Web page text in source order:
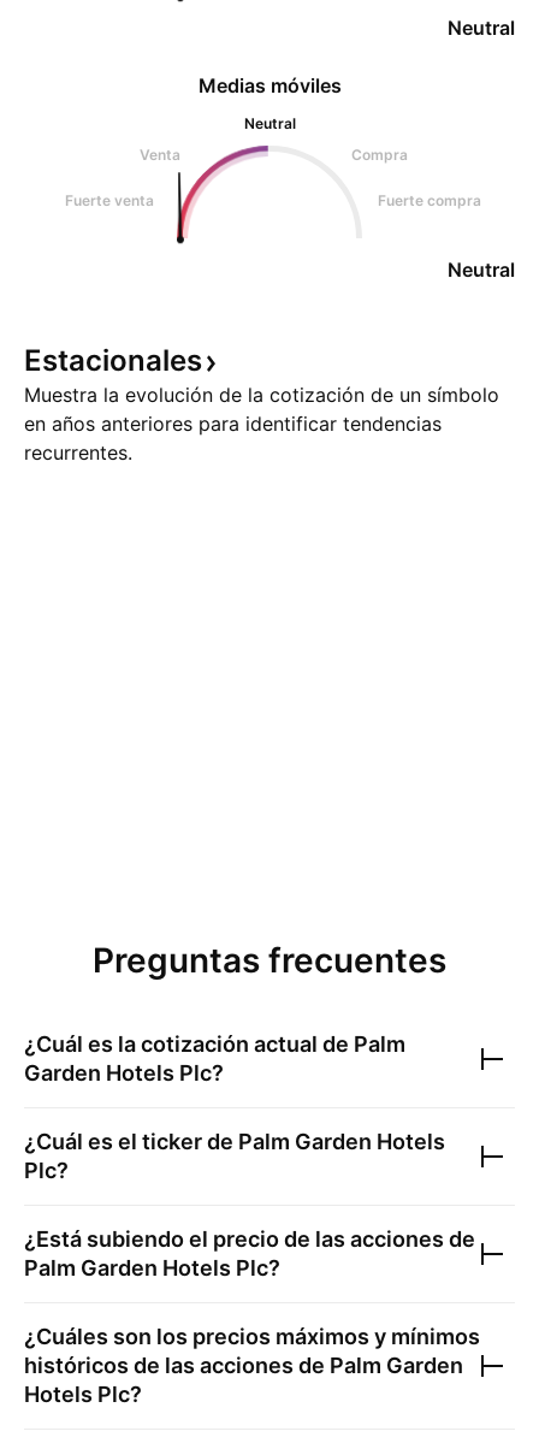
Neutral
Medias móviles
Neutral
Venta
Compra
Fuerte venta Fuerte compra
Neutral
Estacionales
Muestra la evolución de la cotización de un símbolo
en años anteriores para identificar tendencias
recurrentes.
Preguntas frecuentes
¿Cuál es la cotización actual de Palm
Garden Hotels Plc?
¿Cuál es el ticker de Palm Garden Hotels
Plc?
¿Está subiendo el precio de las acciones de
Palm Garden Hotels Plc?
¿Cuáles son los precios máximos y mínimos
históricos de las acciones de Palm Garden
Hotels Plc?